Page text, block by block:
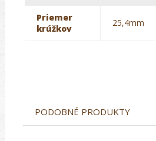
Priemer
krúžkov
25,4mm
PODOBNÉ PRODUKTY